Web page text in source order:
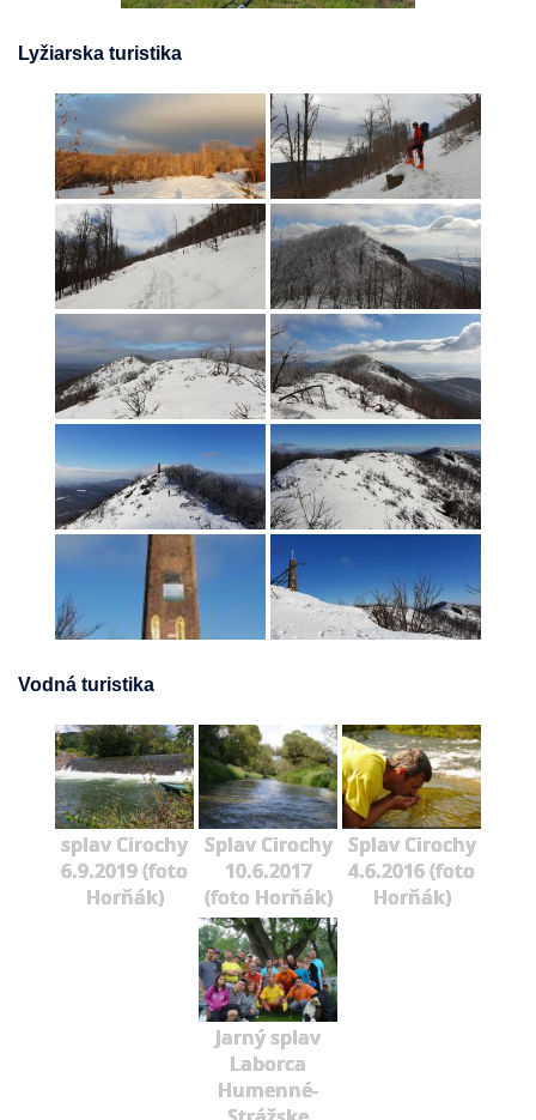
Lyžiarska turistika
Vodná turistika
splav Cirochy
6.9.2019 (foto
Horňák)
Splav Cirochy
10.6.2017
(foto Horňák)
Splav Cirochy
4.6.2016 (foto
Horňák)
Jarný splav
Laborca
Humenné-